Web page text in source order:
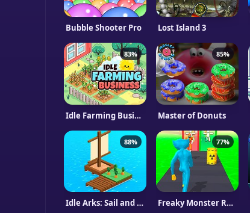
Bubble Shooter Pro Lost Island 3
83%
Idle Farming Business
85%
Master of Donuts
88%
Idle Arks: Sail and Build
77%
Freaky Monster Rush